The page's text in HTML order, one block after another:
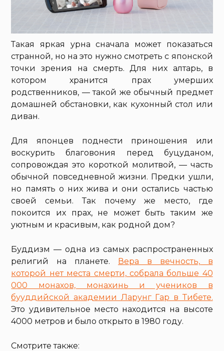
Такая яркая урна сначала может показаться
странной, но на это нужно смотреть с японской
точки зрения на смерть. Для них алтарь, в
котором хранится прах умерших
родственников, — такой же обычный предмет
домашней обстановки, как кухонный стол или
диван.
Для японцев поднести приношения или
воскурить благовония перед буцуданом,
сопровождая это короткой молитвой, — часть
обычной повседневной жизни. Предки ушли,
но память о них жива и они остались частью
своей семьи. Так почему же место, где
покоится их прах, не может быть таким же
уютным и красивым, как родной дом?
Буддизм — одна из самых распространенных
религий на планете. Вера в вечность, в
которой нет места смерти, собрала больше 40
000 монахов, монахинь и учеников в
бууддийской академии Ларунг Гар в Тибете.
Это удивительное место находится на высоте
4000 метров и было открыто в 1980 году.
Смотрите также: